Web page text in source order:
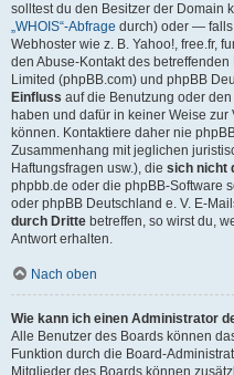
solltest du den Besitzer der Domain
„WHOIS“-Abfrage durch) oder — falls
Webhoster wie z. B. Yahoo!, free.fr,
den Abuse-Kontakt des
Limited (phpBB.com) und phpBB
Einfluss auf die Benutzung oder
haben und dafür in keiner Weise
können. Kontaktiere daher nie
Zusammenhang mit jeglichen
Haftungsfragen usw.), die sich nicht
phpbb.de oder die phpBB-Software
oder phpBB Deutschland e. V. E-
durch Dritte betreffen, so wirst du,
Antwort erhalten.
Nach oben
Wie kann ich einen Administrator
Alle Benutzer des Boards können
Funktion durch die Board-
Mitglieder des Boards können